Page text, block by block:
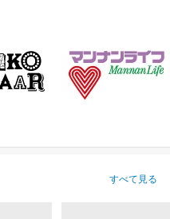
すべて見る